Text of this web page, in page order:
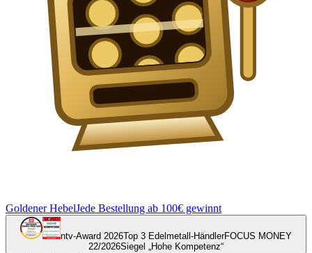
Goldener HebelJede Bestellung ab 100€ gewinnt
ntv-Award 2026Top 3 Edelmetall-HändlerFOCUS MONEY
22/2026Siegel „Hohe Kompetenz“